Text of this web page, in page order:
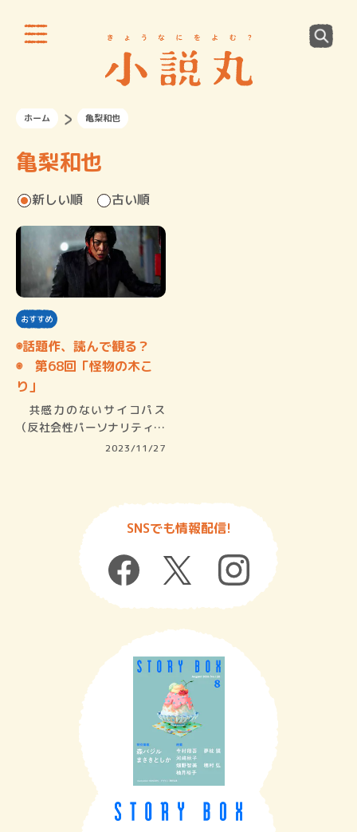
ホーム 亀梨和也
亀梨和也
新しい順 古い順
おすすめ
◉話題作、読んで観る？
◉ 第68回「怪物の木こ
り」
共感力のないサイコパス
（反社会性パーソナリティ障
2023/11/27
SNSでも情報配信!